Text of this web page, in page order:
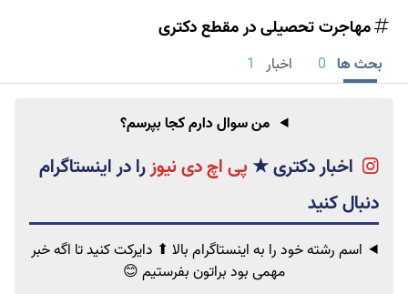
مهاجرت تحصیلی در مقطع دکتری
بحث ها 0 اخبار 1
من سوال دارم کجا بپرسم؟
اخبار دکتری★پی اچ دی نیوز
اسم رشته خود را به اینستاگرام بالا ⬆ دایرکت کنید تا اگه خبر
مهمیبود براتون بفرستیم 😊